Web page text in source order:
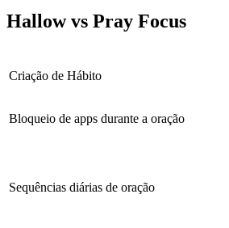
Hallow vs Pray Focus
Criação de Hábito
Bloqueio de apps durante a oração
Sequências diárias de oração